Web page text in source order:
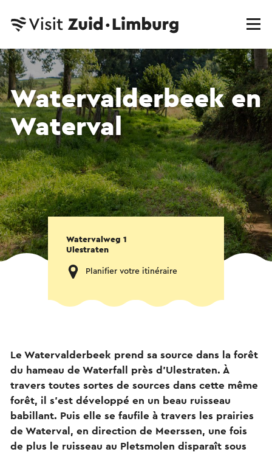
Watervalderbeek en
Waterval
Watervalweg 1
Ulestraten
Planifier votre itinéraire
Le Watervalderbeek prend sa source dans la forêt
du hameau de Waterfall près d'Ulestraten. À
travers toutes sortes de sources dans cette même
forêt, il s'est développé en un beau ruisseau
babillant. Puis elle se faufile à travers les prairies
de Waterval, en direction de Meerssen, une fois
de plus le ruisseau au Pletsmolen disparaît sous